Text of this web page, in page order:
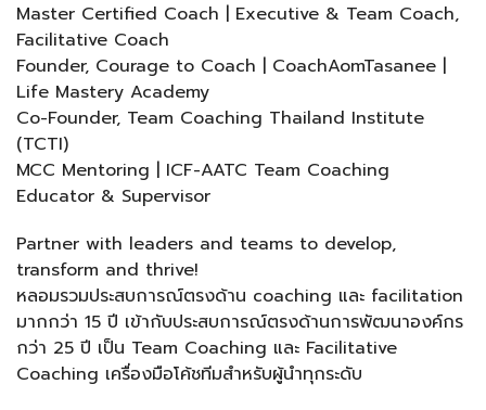
Master Certified Coach | Executive & Team Coach,
Facilitative Coach
Founder, Courage to Coach | CoachAomTasanee |
Life Mastery Academy
Co-Founder, Team Coaching Thailand Institute
(TCTI)
MCC Mentoring | ICF-AATC Team Coaching
Educator & Supervisor
Partner with leaders and teams to develop,
transform and thrive!
หลอมรวมประสบการณ์ตรงด้าน coaching และ facilitation
มากกว่า 15 ปี เข้ากับประสบการณ์ตรงด้านการพัฒนาองค์กร
กว่า 25 ปี เป็น Team Coaching และ Facilitative
Coaching เครื่องมือโค้ชทีมสำหรับผู้นำทุกระดับ